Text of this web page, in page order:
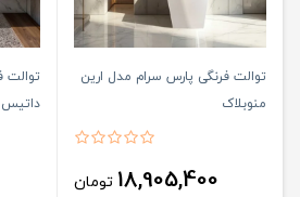
توالت فرنگی پارس سرام مدل ارین
منوبلاک
18,905,400 تومان
توالت
داتیس